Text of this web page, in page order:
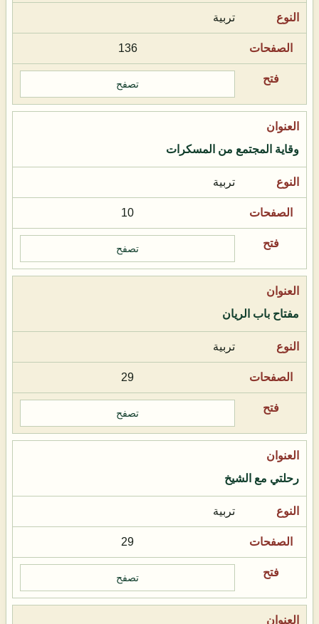
تربية
136
تصفح
وقاية المجتمع من المسكرات
تربية
10
تصفح
مفتاح باب الريان
تربية
29
تصفح
رحلتي مع الشيخ
تربية
29
تصفح